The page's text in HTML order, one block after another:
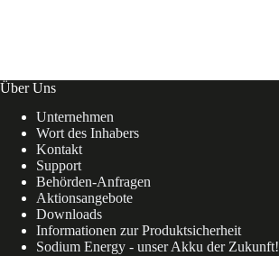
Über Uns
Unternehmen
Wort des Inhabers
Kontakt
Support
Behörden-Anfragen
Aktionsangebote
Downloads
Informationen zur Produktsicherheit
Sodium Energy - unser Akku der Zukunft!